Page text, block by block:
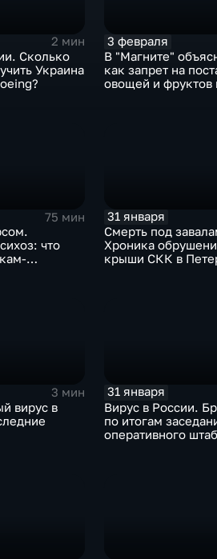
2 мин
Сколько
Украина
3 февраля
В "Магните"
как запрет на
овощей и фруктов
75 мин
что
31 января
Смерть под
Хроника
крыши СКК в
3 мин
вирус в
31 января
Вирус в России.
по итогам
оперативного